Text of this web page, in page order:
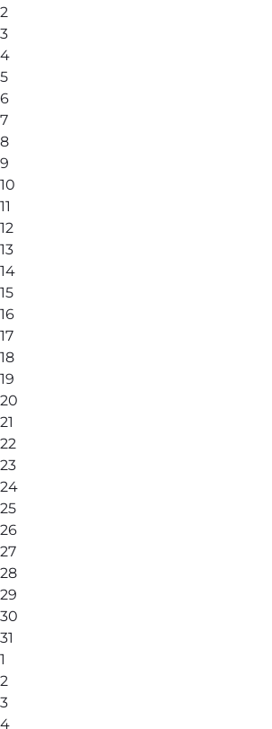
2
3
4
5
6
7
8
9
10
11
12
13
14
15
16
17
18
19
20
21
22
23
24
25
26
27
28
29
30
31
1
2
3
4